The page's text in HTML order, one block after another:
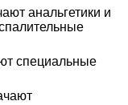
анальгетики и
специальные